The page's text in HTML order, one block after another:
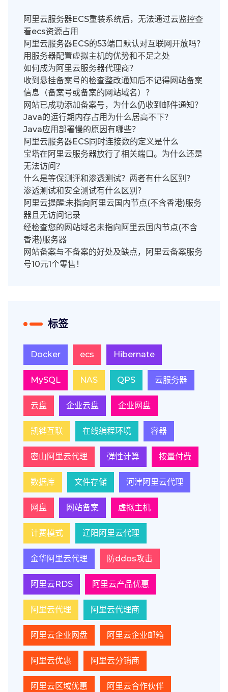
阿里云服务器ECS重装系统后，无法通过云监控查
看ecs资源占用
阿里云服务器ECS的53端口默认对互联网开放吗？
用服务器配置虚拟主机的优势和不足之处
如何成为阿里云服务器代理商？
收到悬挂备案号的检查整改通知后不记得网站备案
信息（备案号或备案的网站域名）？
网站已成功添加备案号，为什么仍收到邮件通知？
Java的运行期内存占用为什么居高不下？
Java应用部署慢的原因有哪些？
阿里云服务器ECS同时连接数的定义是什么
宝塔在阿里云服务器放行了相关端口。为什么还是
无法访问？
什么是等保测评和渗透测试？两者有什么区别？
渗透测试和安全测试有什么区别？
阿里云提醒:未指向阿里云国内节点(不含香港)服务
器且无访问记录
经检查您的网站域名未指向阿里云国内节点(不含
香港)服务器
网站备案与不备案的好处及缺点，阿里云备案服务
号10元1个零售！
标签
Docker ecs Hibernate
MySQL NAS QPS 云服务器
云盘 企业云盘 企业网盘
凯铧互联 在线编程环境 容器
密山阿里云代理 弹性计算 按量付费
数据库 文件存储 河津阿里云代理
网盘 网站备案 虚拟主机
计费模式 辽阳阿里云代理
金华阿里云代理 防ddos攻击
阿里云RDS 阿里云产品优惠
阿里云代理 阿里云代理商
阿里云企业网盘 阿里云企业邮箱
阿里云优惠 阿里云分销商
阿里云区域优惠 阿里云合作伙伴